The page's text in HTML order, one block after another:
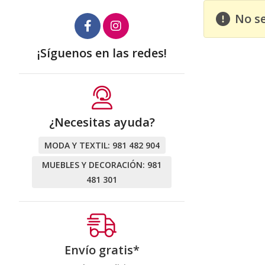
No
¡Síguenos en las redes!
¿Necesitas ayuda?
MODA Y TEXTIL: 981 482 904
MUEBLES Y DECORACIÓN: 981
481 301
Envío gratis*